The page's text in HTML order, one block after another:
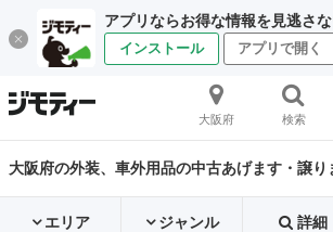
アプリならお得な情報を見逃さな
インストール アプリで開く
大阪府 検索
大阪府の外装、車外用品の中古あげます・譲り
エリア ジャンル 詳細